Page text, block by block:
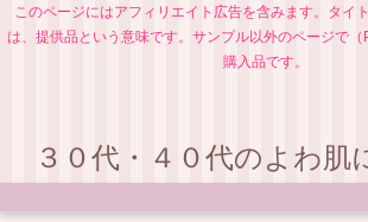
このページにはアフィリエイト広告を含みます。タイ
は、提供品という意味です。サンプル以外のページで
購入品です。
３０代・４０代のよわ肌